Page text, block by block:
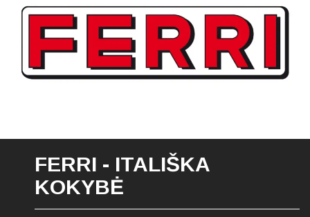
FERRI - ITALIŠKA
KOKYBĖ